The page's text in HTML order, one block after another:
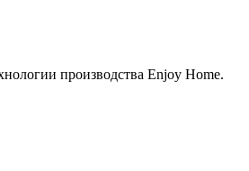
производства Enjoy Home.